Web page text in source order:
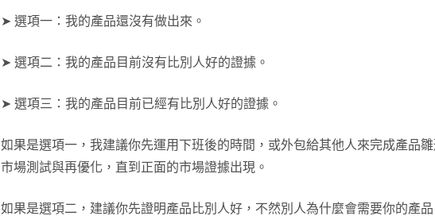
➤ 選項一：我的產品還沒有做出來。
➤ 選項二：我的產品目前沒有比別人好的證據。
➤ 選項三：我的產品目前已經有比別人好的證據。
如果是選項一，我建議你先運用下班後的時間，或外包給其他人來完成產品
市場測試與再優化，直到正面的市場證據出現。
如果是選項二，建議你先證明產品比別人好，不然別人為什麼會需要你的產